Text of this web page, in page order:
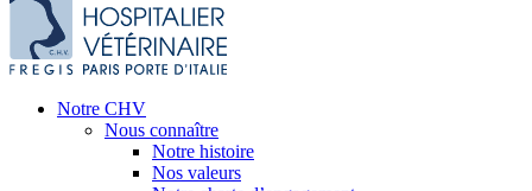
Notre CHV
Nous connaître
Notre histoire
Nos valeurs